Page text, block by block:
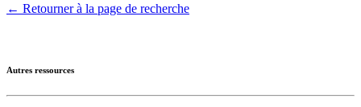
← Retourner à la page de recherche
Autres ressources